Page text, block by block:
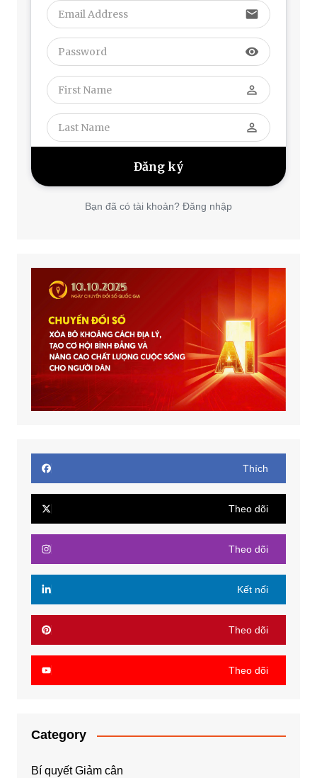
email
visibility
perm_identity
perm_identity
Bạn đã có tài khoản? Đăng nhập
Thích
Theo dõi
Theo dõi
Kết nối
Theo dõi
Theo dõi
Category
Bí quyết Giảm cân